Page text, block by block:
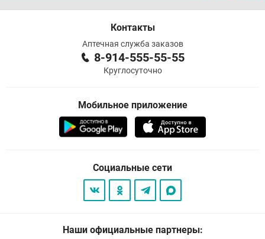
Контакты
Аптечная служба заказов
8-914-555-55-55
Круглосуточно
Мобильное приложение
Социальные сети
Наши официальные партнеры: